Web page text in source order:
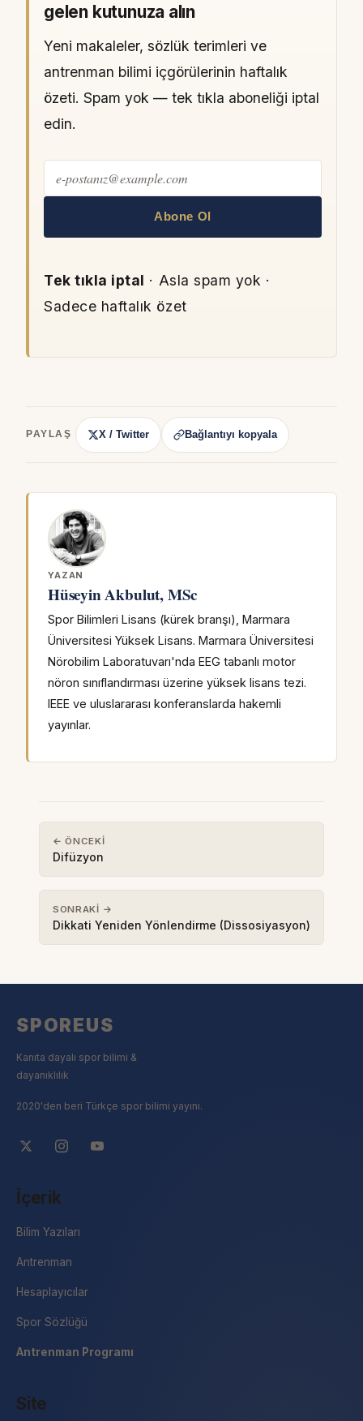
gelen kutunuza alın
Yeni makaleler, sözlük terimleri ve
antrenman bilimi içgörülerinin haftalık
özeti. Spam yok — tek tıkla aboneliği iptal
edin.
Abone Ol
Tek tıkla iptal · Asla spam yok ·
Sadece haftalık özet
PAYLAŞ X / Twitter Bağlantıyı kopyala
YAZAN
Hüseyin Akbulut, MSc
Spor Bilimleri Lisans (kürek branşı), Marmara
Üniversitesi Yüksek Lisans. Marmara Üniversitesi
Nörobilim Laboratuvarı'nda EEG tabanlı motor
nöron sınıflandırması üzerine yüksek lisans tezi.
IEEE ve uluslararası konferanslarda hakemli
yayınlar.
← ÖNCEKI
Difüzyon
SONRAKI →
Dikkati Yeniden Yönlendirme (Dissosiyasyon)
SPOREUS
Kanıta dayalı spor bilimi &
dayanıklılık
2020'den beri Türkçe spor bilimi yayını.
İçerik
Bilim Yazıları
Antrenman
Hesaplayıcılar
Spor Sözlüğü
Antrenman Programı
Site